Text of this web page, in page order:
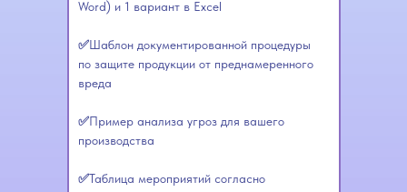
Word) и 1 вариант в Excel
✅Шаблон документированной процедуры
по защите продукции от преднамеренного
вреда
✅Пример анализа угроз для вашего
производства
✅Таблица мероприятий согласно